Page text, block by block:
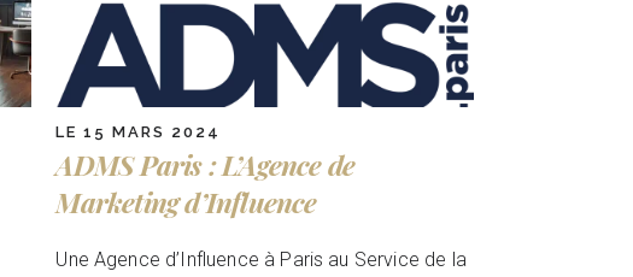
LE 15 MARS 2024
ADMS Paris : L’Agence de
Marketing d’Influence
Une Agence d’Influence à Paris au Service de la